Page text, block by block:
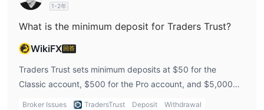
1-2年
What is the minimum deposit for Traders Trust?
WikiFX 回答
Traders Trust sets minimum deposits at $50 for the
Classic account, $500 for the Pro account, and $5,000
for the VIP account. This tiered structure accommodates
Broker Issues TradersTrust Deposit Withdrawal